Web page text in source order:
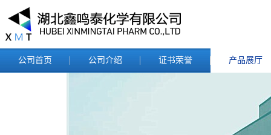
公司首页 公司介绍 证书荣誉 产品展厅